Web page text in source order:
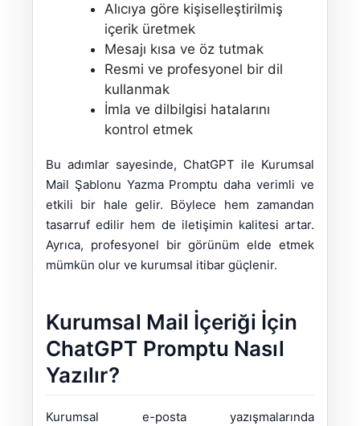
Alıcıya göre kişiselleştirilmiş
içerik üretmek
Mesajı kısa ve öz tutmak
Resmi ve profesyonel bir dil
kullanmak
İmla ve dilbilgisi hatalarını
kontrol etmek
Bu adımlar sayesinde, ChatGPT ile Kurumsal
Mail Şablonu Yazma Promptu daha verimli ve
etkili bir hale gelir. Böylece hem zamandan
tasarruf edilir hem de iletişimin kalitesi artar.
Ayrıca, profesyonel bir görünüm elde etmek
mümkün olur ve kurumsal itibar güçlenir.
Kurumsal Mail İçeriği İçin
ChatGPT Promptu Nasıl
Yazılır?
Kurumsal e-posta yazışmalarında